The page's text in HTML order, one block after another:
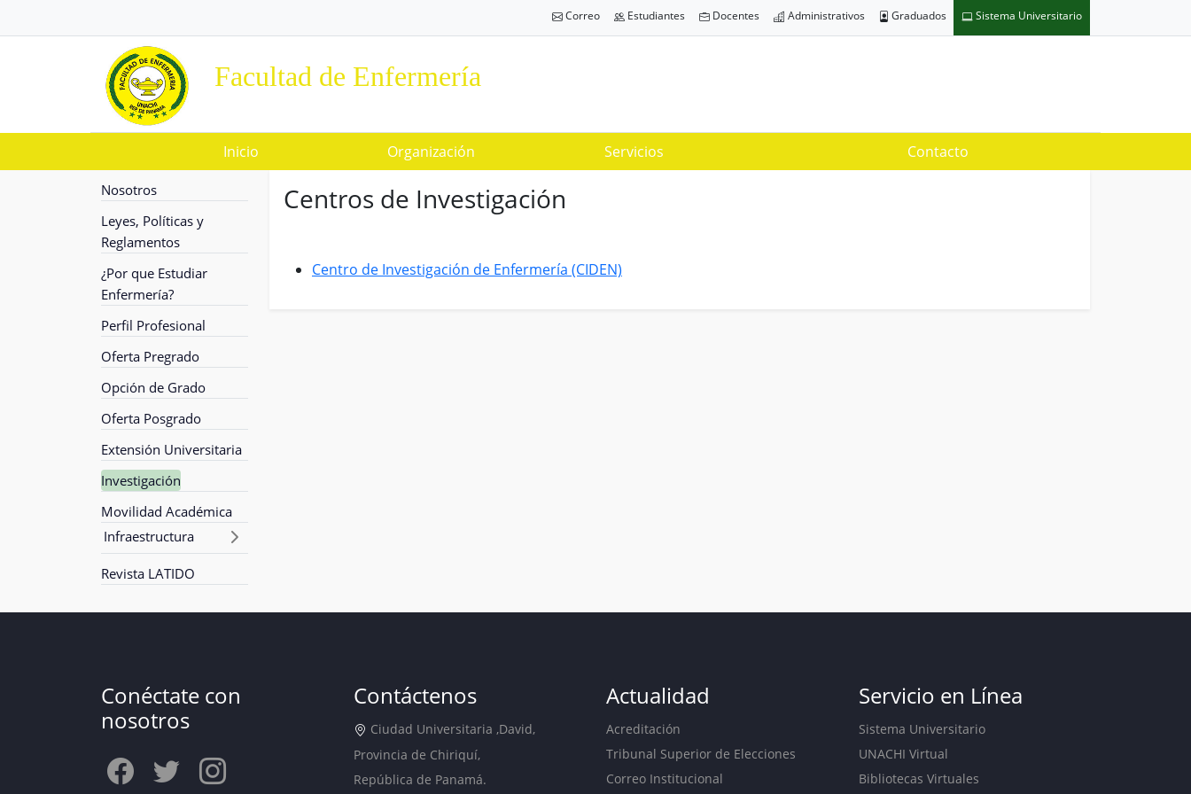
Correo Estudiantes Docentes Administrativos Graduados Sistema Universitario
Facultad de Enfermería
Inicio Organización Servicios Contacto
Nosotros
Leyes, Políticas y
Reglamentos
¿Por que Estudiar
Enfermería?
Perfil Profesional
Oferta Pregrado
Opción de Grado
Oferta Posgrado
Extensión Universitaria
Investigación
Movilidad Académica
Infraestructura
Revista LATIDO
Centros de Investigación
Centro de Investigación de Enfermería (CIDEN)
Conéctate con
nosotros
Contáctenos
Ciudad Universitaria ,David,
Provincia de Chiriquí,
República de Panamá.
Actualidad
Acreditación
Tribunal Superior de Elecciones
Correo Institucional
Servicio en Línea
Sistema Universitario
UNACHI Virtual
Bibliotecas Virtuales